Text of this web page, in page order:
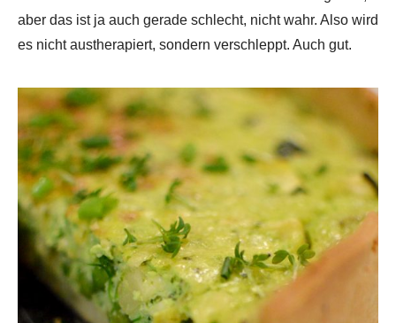
aber das ist ja auch gerade schlecht, nicht wahr. Also wird
es nicht austherapiert, sondern verschleppt. Auch gut.